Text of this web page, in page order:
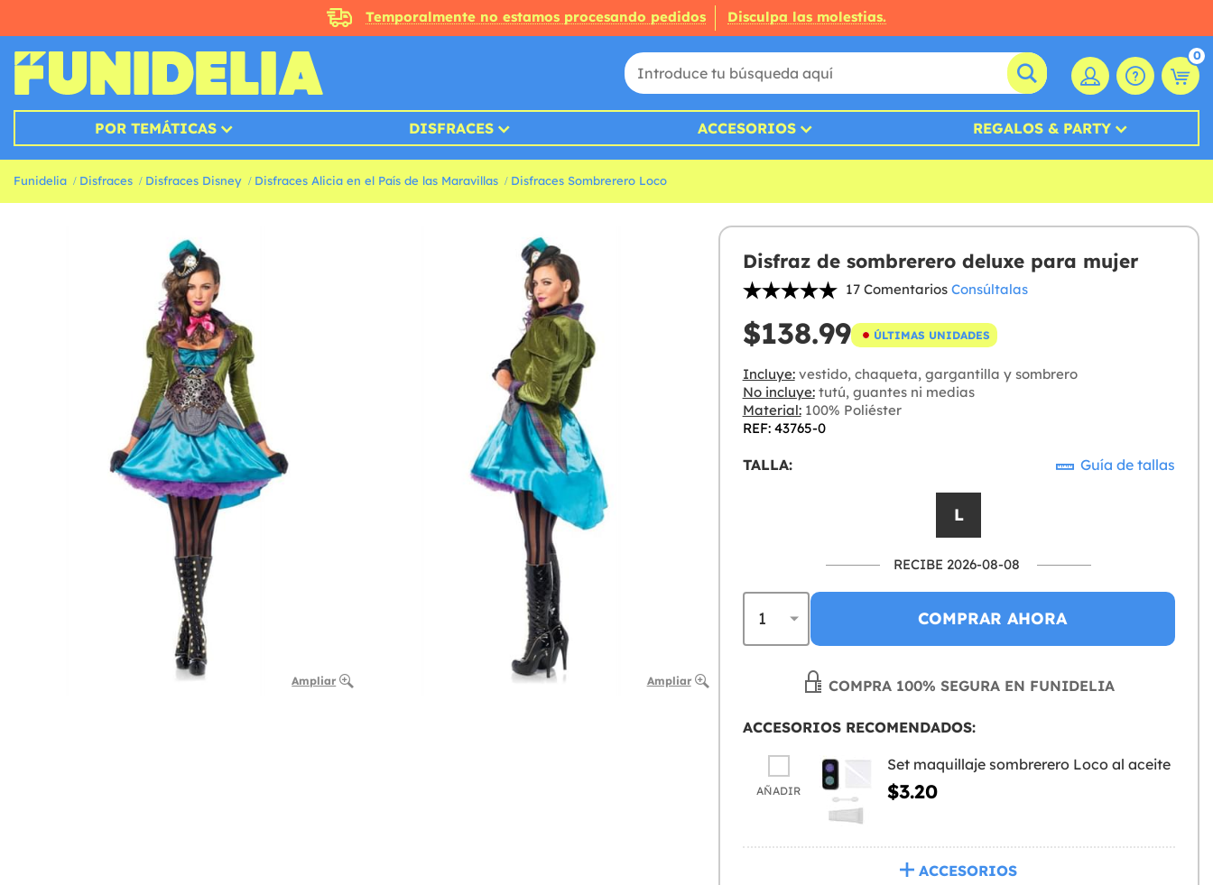
Temporalmente no estamos procesando pedidos Disculpa las molestias.
0
POR TEMÁTICAS DISFRACES ACCESORIOS REGALOS & PARTY
Funidelia Disfraces Disfraces Disney Disfraces Alicia en el País de las Maravillas Disfraces Sombrerero Loco
Ampliar Ampliar
Disfraz de sombrerero deluxe para mujer
17 Comentarios Consúltalas
$138.99 ÚLTIMAS UNIDADES
Incluye:vestido, chaqueta, gargantilla y sombrero
No incluye:tutú, guantes ni medias
Material:100% Poliéster
REF: 43765-0
TALLA: Guía de tallas
L
RECIBE 2026-08-08
COMPRAR AHORA
COMPRA 100% SEGURA EN FUNIDELIA
ACCESORIOS RECOMENDADOS:
AÑADIR
Set maquillaje sombrerero Loco al aceite
$3.20
ACCESORIOS